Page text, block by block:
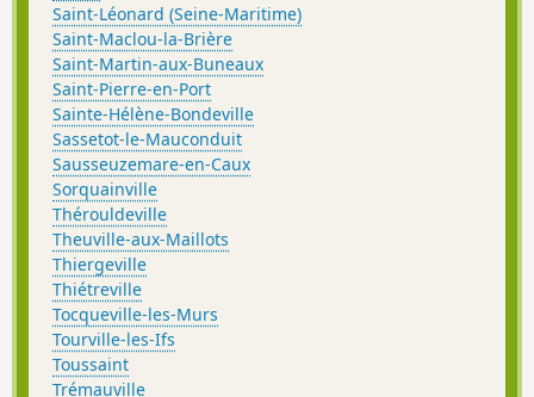
Saint-Léonard (Seine-Maritime)
Saint-Maclou-la-Brière
Saint-Martin-aux-Buneaux
Saint-Pierre-en-Port
Sainte-Hélène-Bondeville
Sassetot-le-Mauconduit
Sausseuzemare-en-Caux
Sorquainville
Thérouldeville
Theuville-aux-Maillots
Thiergeville
Thiétreville
Tocqueville-les-Murs
Tourville-les-Ifs
Toussaint
Trémauville